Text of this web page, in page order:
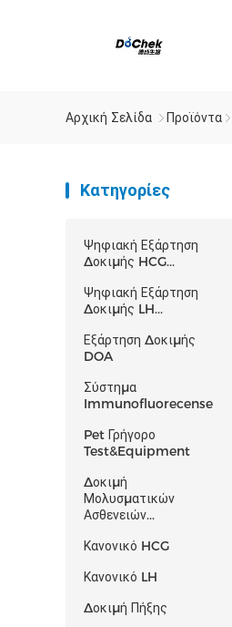
Αρχική Σελίδα Προϊόντα
Κατηγορίες
Ψηφιακή Εξάρτηση
Δοκιμής HCG...
Ψηφιακή Εξάρτηση
Δοκιμής LH...
Εξάρτηση Δοκιμής
DOA
Σύστημα
Immunofluorecense
Pet Γρήγορο
Test&Equipment
Δοκιμή
Μολυσματικών
Ασθενειών...
Κανονικό HCG
Κανονικό LH
Δοκιμή Πήξης